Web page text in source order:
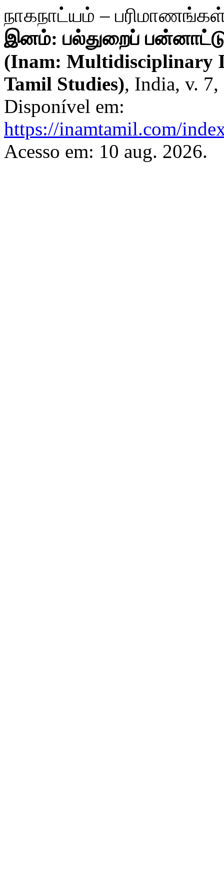
நாகநாட்யம் – பரிமாணங்கள்:
இனம்: பல்துறைப்
(Inam: Multidisciplinary
Tamil Studies), India, v.
Disponível em:
https://inamtamil.com/
Acesso em: 10 aug. 2026.